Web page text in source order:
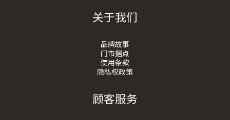
关于我们
品牌故事
门市据点
使用条款
隐私权政策
顾客服务